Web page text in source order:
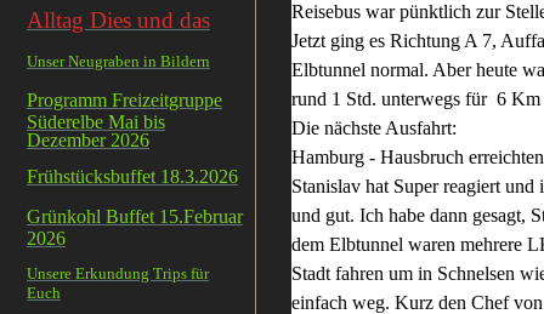
Alltag Dies und das
Unser Neugraben in Bildern
Programm Freizeitgruppe
Süderelbe Mai bis
Dezember 2026
Frühstücksbuffet 18.3.2026
Grünkohl Buffet 15.Februar
2026
Unsere Erkundung Trips für
Euch
Reisebus war pünktlich zur
Jetzt ging es Richtung A 7,
Elbtunnel normal. Aber heute
rund 1 Std. unterwegs für 6
Die nächste Ausfahrt:
Hamburg - Hausbruch
Stanislav hat Super reagiert
und gut. Ich habe dann gesagt,
dem Elbtunnel waren mehrere
Stadt fahren um in Schnelsen
einfach weg. Kurz den Chef